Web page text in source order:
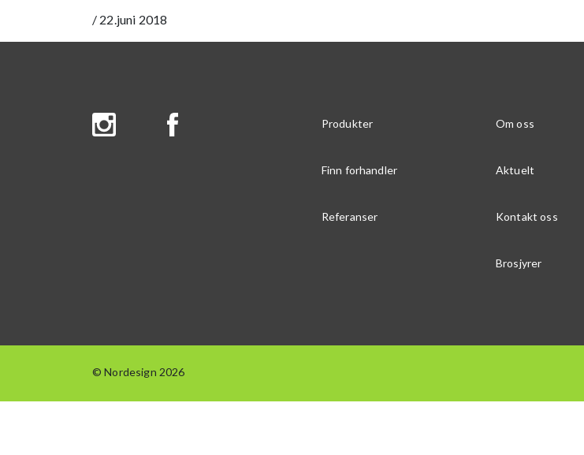
/ 22.juni 2018
Produkter Om oss
Finn forhandler Aktuelt
Referanser Kontakt oss
Brosjyrer
© Nordesign 2026